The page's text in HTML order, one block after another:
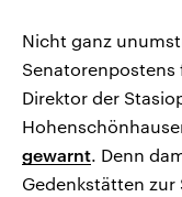
Nicht ganz
Senatorenpostens
Direktor der
gewarnt. Denn
Gedenkstätten